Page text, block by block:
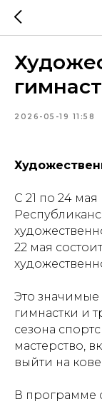
2026-05-19 11:58
С 21 по 24
22 мая
Это
гимнастки и
сезона
мастерство,
выйти на
В программе